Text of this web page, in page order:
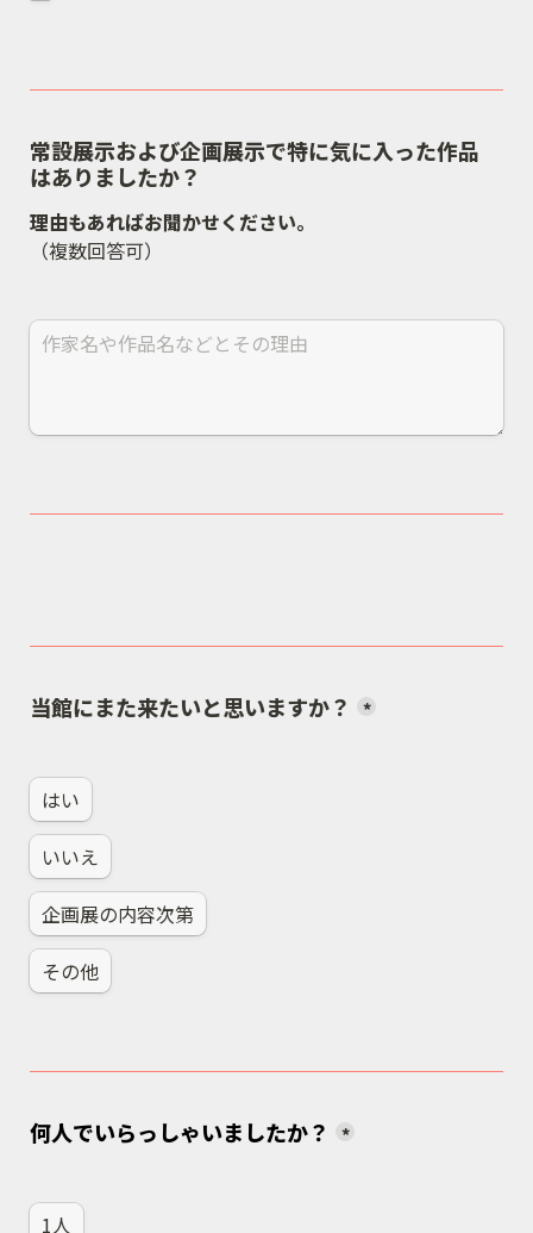
常設展示および企画展示で特に気に入った作品
はありましたか？
（複数回答可）
当館にまた来たいと思いますか？ *
はい
いいえ
企画展の内容次第
その他
何人でいらっしゃいましたか？ *
1人